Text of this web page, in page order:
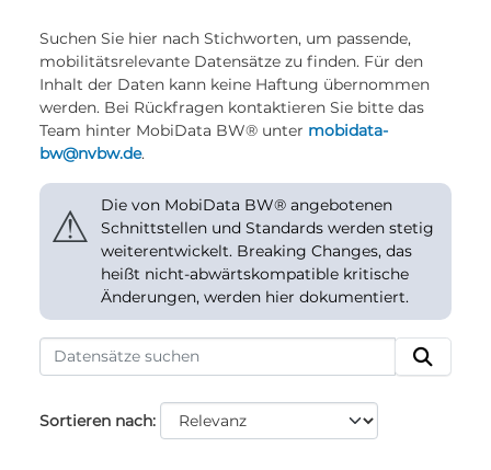
Suchen Sie hier nach Stichworten, um passende,
mobilitätsrelevante Datensätze zu finden. Für den
Inhalt der Daten kann keine Haftung übernommen
werden. Bei Rückfragen kontaktieren Sie bitte das
Team hinter MobiData BW® unter mobidata-
bw@nvbw.de.
⚠
Die von MobiData BW® angebotenen
Schnittstellen und Standards werden stetig
weiterentwickelt. Breaking Changes, das
heißt nicht-abwärtskompatible kritische
Änderungen, werden hier dokumentiert.
Sortieren nach